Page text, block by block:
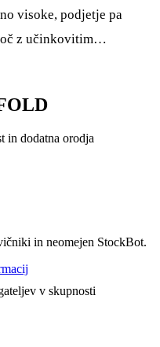
visoke, podjetje pa
z učinkovitim…
in dodatna orodja
in neomejen StockBot.
v skupnosti